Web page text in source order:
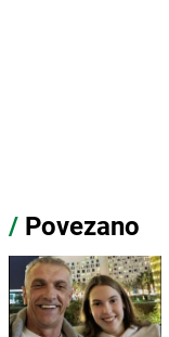
/ Povezano